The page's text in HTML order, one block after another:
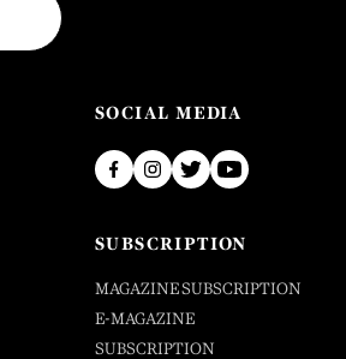
SOCIAL MEDIA
SUBSCRIPTION
MAGAZINE SUBSCRIPTION
E-MAGAZINE
SUBSCRIPTION